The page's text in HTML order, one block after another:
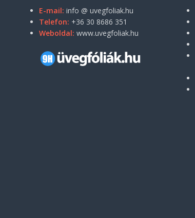
E-mail: info @ uvegfoliak.hu
Telefon: +36 30 8686 351
Weboldal: www.uvegfoliak.hu